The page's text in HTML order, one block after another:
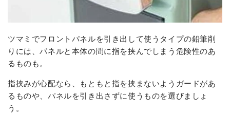
ツマミでフロントパネルを引き出して使うタイプの鉛筆削
りには、パネルと本体の間に指を挟んでしまう危険性のあ
るものも。
指挟みが心配なら、もともと指を挟まないようガードがあ
るものや、パネルを引き出さずに使うものを選びましょ
う。